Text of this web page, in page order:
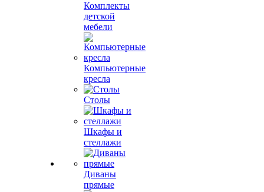
Комплекты
детской
мебели
Компьютерные
кресла
Столы
Шкафы и
стеллажи
Диваны
прямые